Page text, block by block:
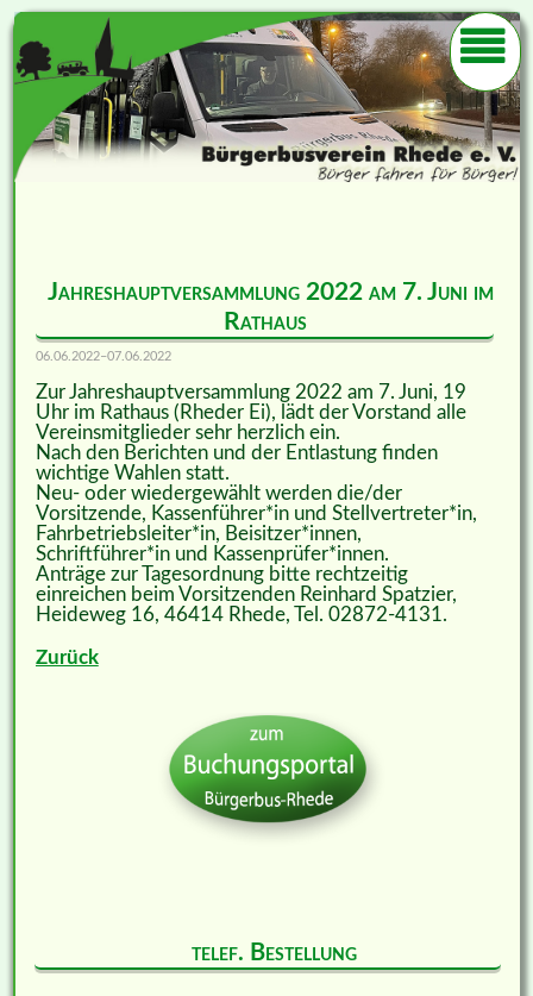
Jahreshauptversammlung 2022 am 7. Juni im
Rathaus
06.06.2022–07.06.2022
Zur Jahreshauptversammlung 2022 am 7. Juni, 19
Uhr im Rathaus (Rheder Ei), lädt der Vorstand alle
Vereinsmitglieder sehr herzlich ein.
Nach den Berichten und der Entlastung finden
wichtige Wahlen statt.
Neu- oder wiedergewählt werden die/der
Vorsitzende, Kassenführer*in und Stellvertreter*in,
Fahrbetriebsleiter*in, Beisitzer*innen,
Schriftführer*in und Kassenprüfer*innen.
Anträge zur Tagesordnung bitte rechtzeitig
einreichen beim Vorsitzenden Reinhard Spatzier,
Heideweg 16, 46414 Rhede, Tel. 02872-4131.
Zurück
telef. Bestellung